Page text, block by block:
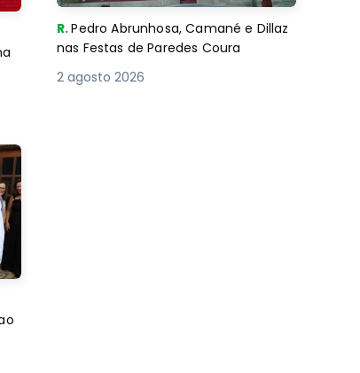
R.Pedro Abrunhosa, Camané e Dillaz
nas Festas de Paredes Coura
2 agosto 2026